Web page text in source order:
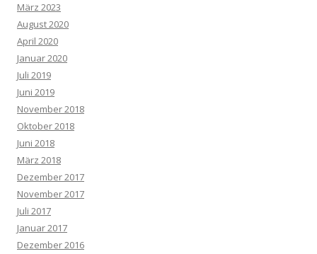
März 2023
August 2020
April 2020
Januar 2020
Juli 2019
Juni 2019
November 2018
Oktober 2018
Juni 2018
März 2018
Dezember 2017
November 2017
Juli 2017
Januar 2017
Dezember 2016